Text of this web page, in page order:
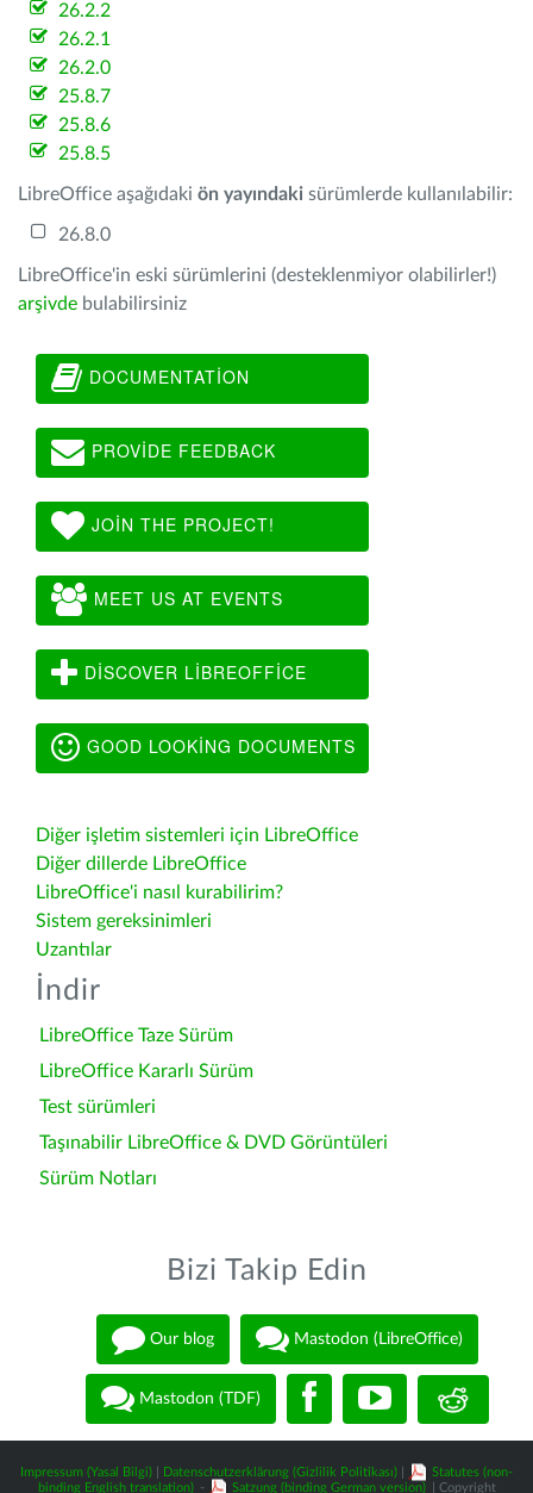
26.2.2
26.2.1
26.2.0
25.8.7
25.8.6
25.8.5
LibreOffice aşağıdaki ön yayındaki sürümlerde kullanılabilir:
26.8.0
LibreOffice'in eski sürümlerini (desteklenmiyor olabilirler!)
arşivde bulabilirsiniz
DOCUMENTATION
PROVIDE FEEDBACK
JOIN THE PROJECT!
MEET US AT EVENTS
DISCOVER LIBREOFFICE
GOOD LOOKING DOCUMENTS
Diğer işletim sistemleri için LibreOffice
Diğer dillerde LibreOffice
LibreOffice'i nasıl kurabilirim?
Sistem gereksinimleri
Uzantılar
İndir
LibreOffice Taze Sürüm
LibreOffice Kararlı Sürüm
Test sürümleri
Taşınabilir LibreOffice & DVD Görüntüleri
Sürüm Notları
Bizi Takip Edin
Our blog Mastodon (LibreOffice)
Mastodon (TDF)
Impressum (Yasal Bilgi) Datenschutzerklärung (Gizlilik Politikası)
Statutes (non-
binding English translation) - Satzung (binding German version) | Copyright